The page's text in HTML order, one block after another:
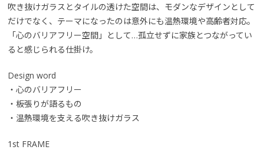
吹き抜けガラスとタイルの透けた空間は、モダンなデザインとして
だけでなく、テーマになったのは意外にも温熱環境や高齢者対応。
「心のバリアフリー空間」として…孤立せずに家族とつながってい
ると感じられる仕掛け。
Design word
・心のバリアフリー
・板張りが語るもの
・温熱環境を支える吹き抜けガラス
1st FRAME